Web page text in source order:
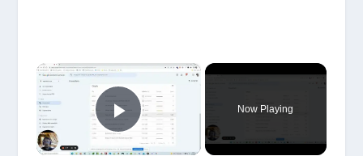
×
Play Video
Now Playing